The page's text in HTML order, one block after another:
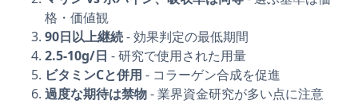
格・価値観
90日以上継続- 効果判定の最低期間
2.5-10g/日 - 研究で使用された用量
ビタミンCと併用 - コラーゲン合成を促進
過度な期待は禁物- 業界資金研究が多い点に注意